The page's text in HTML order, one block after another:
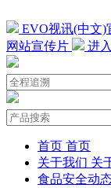
EVO视讯(中文)
网站宣传片
进
首页 首页
关于我们 关
食品安全动